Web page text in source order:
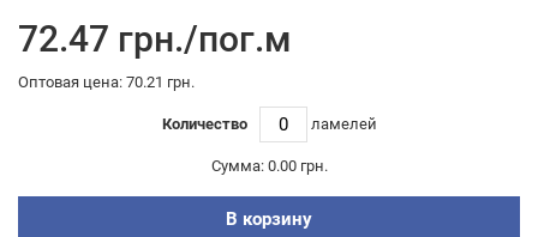
72.47 грн./пог.м
Оптовая цена: 70.21 грн.
Количество ламелей
Сумма: 0.00 грн.
В корзину